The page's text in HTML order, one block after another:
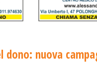
dono: nuova